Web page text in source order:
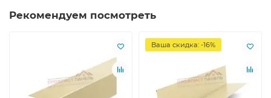
Рекомендуем посмотреть
Ваша скидка: -16%